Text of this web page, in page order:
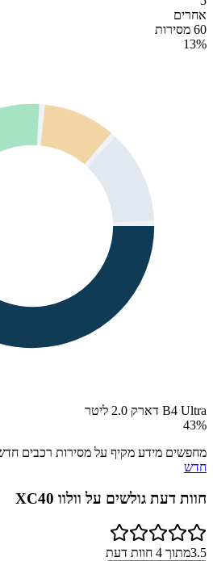
אחרים
60 מסירות
13%
B4 Ultra דארק 2.0 ליטר
43%
מחפשים מידע מקיף על מסירות רכבים
חדש
חוות דעת גולשים על וולוו XC40
3.5מתוך 4 חוות דעת